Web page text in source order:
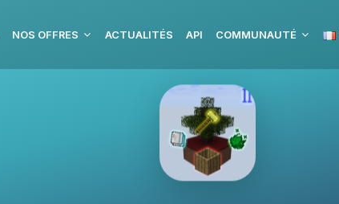
NOS OFFRES ACTUALITÉS API COMMUNAUTÉ